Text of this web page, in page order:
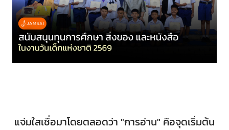
แจ่มใสเชื่อมาโดยตลอดว่า "การอ่าน" คือจุดเริ่มต้น